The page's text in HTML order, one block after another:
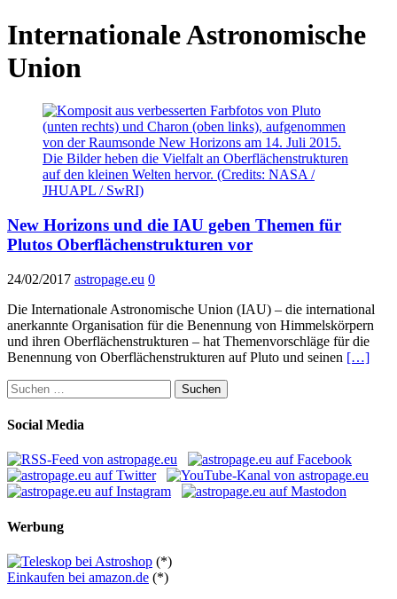
Internationale Astronomische
Union
New Horizons und die IAU geben Themen für
Plutos Oberflächenstrukturen vor
24/02/2017 astropage.eu 0
Die Internationale Astronomische Union (IAU) – die international
anerkannte Organisation für die Benennung von Himmelskörpern
und ihren Oberflächenstrukturen – hat Themenvorschläge für die
Benennung von Oberflächenstrukturen auf Pluto und seinen […]
Suchen
nach:
Social Media
Werbung
(*)
Einkaufen bei amazon.de (*)